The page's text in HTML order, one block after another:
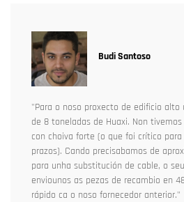
Budi Santoso
"Para o noso proxecto de edificio
de 8 toneladas de Huaxi. Non
con choiva forte (o que foi crítico
prazos). Cando precisabamos de
para unha substitución de cable, o
enviounos as pezas de recambio en
rápido ca o noso fornecedor anterior."